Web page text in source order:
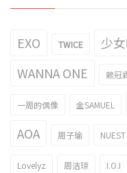
EXO TWICE 少
WANNA ONE 赖冠
一周的偶像 金SAMUEL
AOA 周子瑜 NUEST
Lovelyz 周洁琼 I.O.I